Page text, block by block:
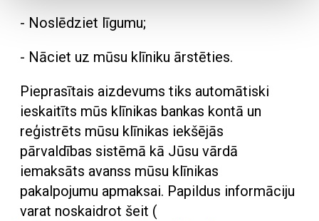
- Noslēdziet līgumu;
- Nāciet uz mūsu klīniku ārstēties.
Pieprasītais aizdevums tiks automātiski
ieskaitīts mūs klīnikas bankas kontā un
reģistrēts mūsu klīnikas iekšējās
pārvaldības sistēmā kā Jūsu vārdā
iemaksāts avanss mūsu klīnikas
pakalpojumu apmaksai. Papildus informāciju
varat noskaidrot šeit (